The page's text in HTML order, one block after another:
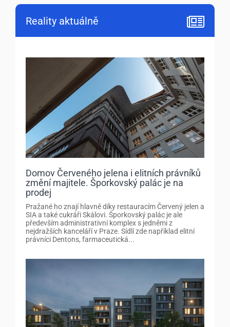
Reality aktuálně
Domov Červeného jelena i elitních právníků
změní majitele. Šporkovský palác je na
prodej
Pražané ho znají hlavně díky restauracím Červený jelen a
SIA a také cukráři Skálovi. Šporkovský palác je ale
především administrativní komplex s jedněmi z
nejdražších kanceláří v Praze. Sídlí zde například elitní
právníci Dentons, farmaceutická...